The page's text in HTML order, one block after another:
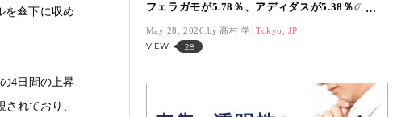
を傘下に収め
4日間の上昇
れており、
フェラガモが5.78％、アディダスが5.38％の上
May 28, 2026. 高村 学 Tokyo, JP
VIEW 28